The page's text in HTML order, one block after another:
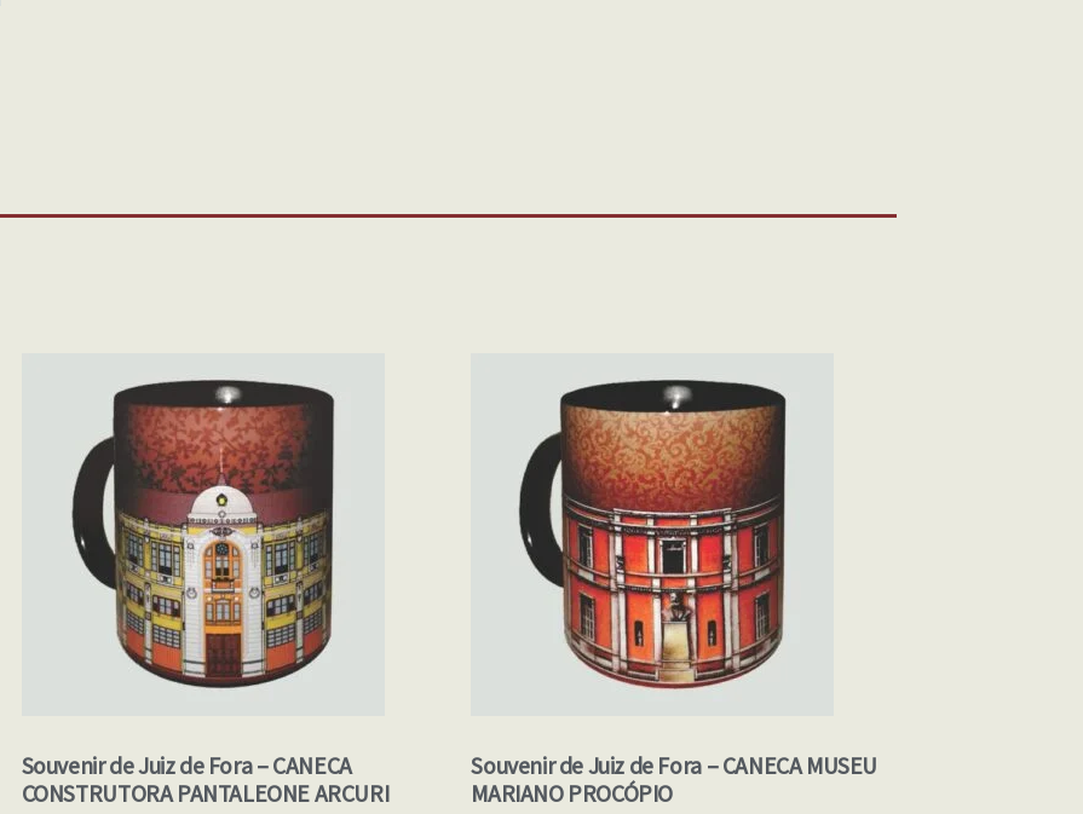
Souvenir de Juiz de Fora – CANECA
CONSTRUTORA PANTALEONE ARCURI
Souvenir de Juiz de Fora – CANECA MUSEU
MARIANO PROCÓPIO